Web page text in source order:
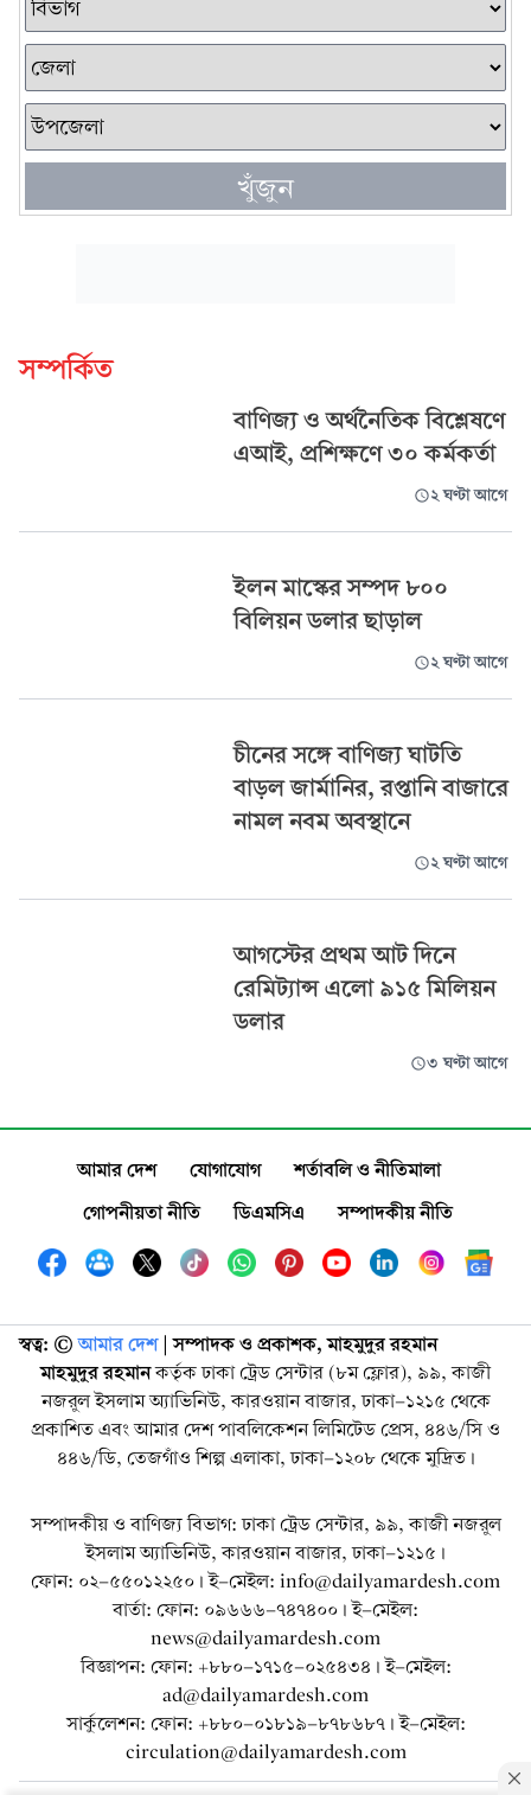
খুঁজুন
সম্পর্কিত
বাণিজ্য ও অর্থনৈতিক বিশ্লেষণে
এআই, প্রশিক্ষণে ৩০ কর্মকর্তা
২ ঘণ্টা আগে
ইলন মাস্কের সম্পদ ৮০০
বিলিয়ন ডলার ছাড়াল
২ ঘণ্টা আগে
চীনের সঙ্গে বাণিজ্য ঘাটতি
বাড়ল জার্মানির, রপ্তানি বাজারে
নামল নবম অবস্থানে
২ ঘণ্টা আগে
আগস্টের প্রথম আট দিনে
রেমিট্যান্স এলো ৯১৫ মিলিয়ন
ডলার
৩ ঘণ্টা আগে
আমার দেশ যোগাযোগ
শর্তাবলি ও নীতিমালা
গোপনীয়তা নীতি
ডিএমসিএ সম্পাদকীয় নীতি
স্বত্ব: ©️ আমার দেশ| সম্পাদক ও প্রকাশক, মাহমুদুর রহমান
মাহমুদুর রহমানকর্তৃক ঢাকা ট্রেড সেন্টার (৮ম ফ্লোর), ৯৯, কাজী
নজরুল ইসলাম অ্যাভিনিউ, কারওয়ান বাজার, ঢাকা-১২১৫ থেকে
প্রকাশিত এবং আমার দেশ পাবলিকেশন লিমিটেড প্রেস, ৪৪৬/সি ও
৪৪৬/ডি, তেজগাঁও শিল্প এলাকা, ঢাকা-১২০৮ থেকে মুদ্রিত।
সম্পাদকীয় ও বাণিজ্য বিভাগ: ঢাকা ট্রেড সেন্টার, ৯৯, কাজী নজরুল
ইসলাম অ্যাভিনিউ, কারওয়ান বাজার, ঢাকা-১২১৫।
ফোন: ০২-৫৫০১২২৫০। ই-মেইল: info@dailyamardesh.com
বার্তা: ফোন: ০৯৬৬৬-৭৪৭৪০০। ই-মেইল:
news@dailyamardesh.com
বিজ্ঞাপন: ফোন: +৮৮০-১৭১৫-০২৫৪৩৪ । ই-মেইল:
ad@dailyamardesh.com
সার্কুলেশন: ফোন: +৮৮০-০১৮১৯-৮৭৮৬৮৭ । ই-মেইল:
circulation@dailyamardesh.com